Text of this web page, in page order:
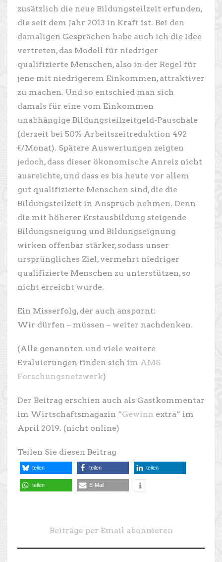
zusätzlich die neue Bildungsteilzeit erfunden,
die seit dem Jahr 2013 in Kraft ist. Bei den
damaligen Gesprächen habe auch ich die Idee
vertreten, das Modell für niedriger
qualifizierte Menschen, also in der Regel für
jene mit niedrigerem Einkommen, attraktiver
zu machen. Und so entschied man sich
damals für eine vom Einkommen
unabhängige Bildungsteilzeitgeld-Pauschale
(derzeit bei 50% Arbeitszeitreduktion 492
€/Monat). Spätere Auswertungen zeigten
jedoch, dass dieser ökonomische Anreiz nicht
ausreichte, und dass es bis heute vor allem
gut qualifizierte Menschen sind, die die
Bildungsteilzeit in Anspruch nehmen. Denn
die mit höherer Erstausbildung steigende
Bildungsneigung und Bildungseignung
wirken offenbar stärker, sodass unser
ursprüngliches Ziel, vermehrt niedriger
qualifizierte Menschen zu unterstützen, so
nicht erreicht wurde.
Ein Misserfolg, der auch anspornt:
Wir dürfen – müssen – weiter nachdenken.
(Alle genannten und viele weitere
Evaluierungen finden sich im AMS
Forschungsnetzwerk)
Der Beitrag erschien auch als Gastkommentar
im Wirtschaftsmagazin “Gewinn extra” im
April 2019. (nicht online)
Teilen Sie diesen Beitrag
teilen teilen teilen
teilen E-Mail
Beiträge per Email abonnieren